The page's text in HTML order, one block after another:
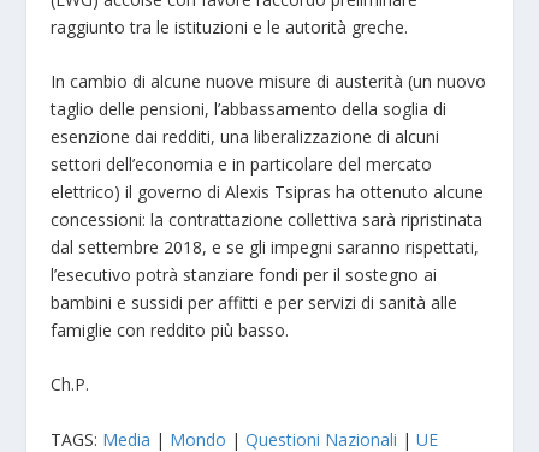
raggiunto tra le istituzioni e le autorità greche.
In cambio di alcune nuove misure di austerità (un nuovo
taglio delle pensioni, l’abbassamento della soglia di
esenzione dai redditi, una liberalizzazione di alcuni
settori dell’economia e in particolare del mercato
elettrico) il governo di Alexis Tsipras ha ottenuto alcune
concessioni: la contrattazione collettiva sarà ripristinata
dal settembre 2018, e se gli impegni saranno rispettati,
l’esecutivo potrà stanziare fondi per il sostegno ai
bambini e sussidi per affitti e per servizi di sanità alle
famiglie con reddito più basso.
Ch.P.
TAGS: Media | Mondo |Questioni Nazionali |UE